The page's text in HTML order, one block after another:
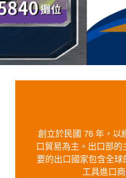
創立於民國 76 年，以
口貿易為主。出口部
要的出口國家包含全
工具進口